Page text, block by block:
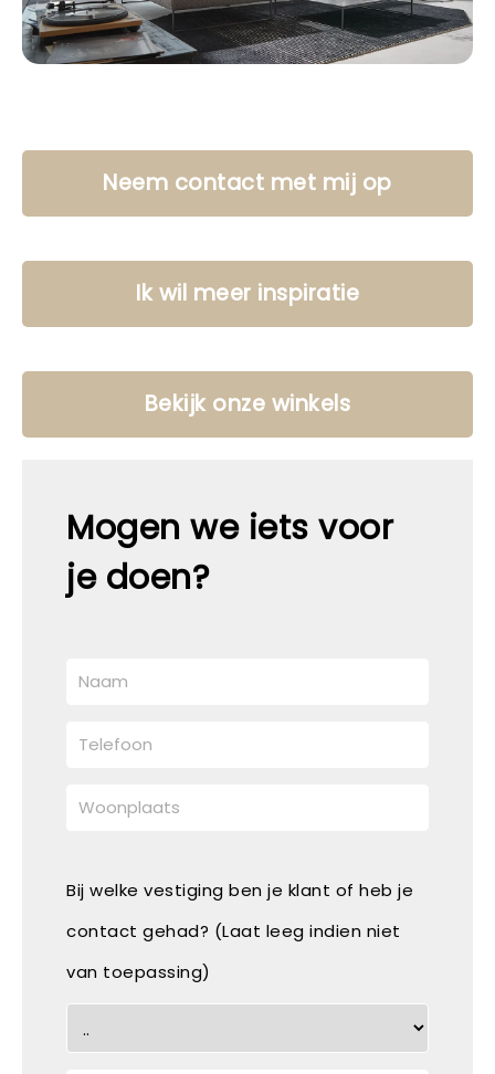
Neem contact met mij op
Ik wil meer inspiratie
Bekijk onze winkels
Mogen we iets voor
je doen?
Bij welke vestiging ben je klant of heb je
contact gehad? (Laat leeg indien niet
van toepassing)